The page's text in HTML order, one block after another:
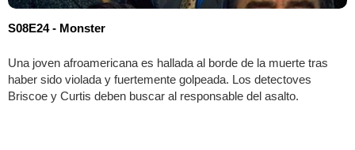
S08E24 - Monster
Una joven afroamericana es hallada al borde de la muerte tras
haber sido violada y fuertemente golpeada. Los detectoves
Briscoe y Curtis deben buscar al responsable del asalto.